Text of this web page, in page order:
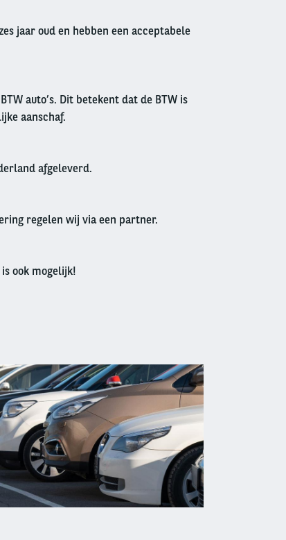
jaar oud en hebben een acceptabele
auto’s. Dit betekent dat de BTW is
aanschaf.
afgeleverd.
regelen wij via een partner.
ook mogelijk!